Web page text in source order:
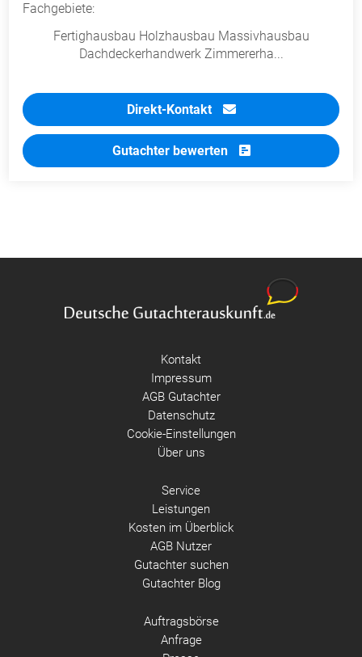
Fachgebiete:
Fertighausbau Holzhausbau Massivhausbau
Dachdeckerhandwerk Zimmererha...
Direkt-Kontakt
Gutachter bewerten
Kontakt
Impressum
AGB Gutachter
Datenschutz
Cookie-Einstellungen
Über uns
Service
Leistungen
Kosten im Überblick
AGB Nutzer
Gutachter suchen
Gutachter Blog
Auftragsbörse
Anfrage